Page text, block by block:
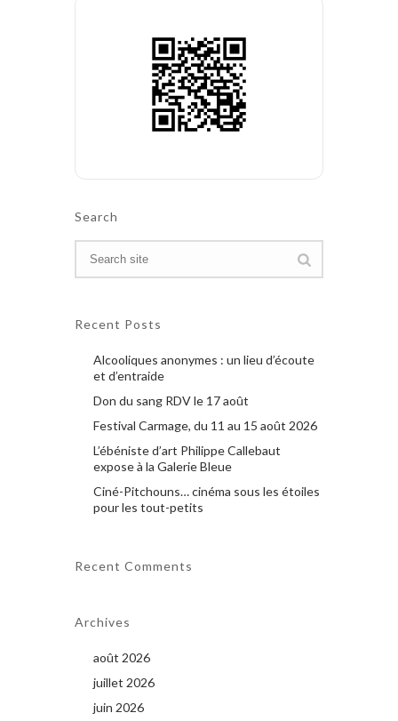
Search
Recent Posts
Alcooliques anonymes : un lieu d’écoute
et d’entraide
Don du sang RDV le 17 août
Festival Carmage, du 11 au 15 août 2026
L’ébéniste d’art Philippe Callebaut
expose à la Galerie Bleue
Ciné-Pitchouns… cinéma sous les étoiles
pour les tout-petits
Recent Comments
Archives
août 2026
juillet 2026
juin 2026